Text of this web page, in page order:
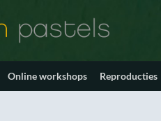
Online workshops Reproducties